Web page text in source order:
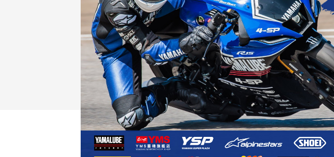
YZF-R3
251~549
YZF-R15
150
MT-03
251~549
NMAX
150
AUGUR
150
FORCE 2.0
150
RS NEO
125